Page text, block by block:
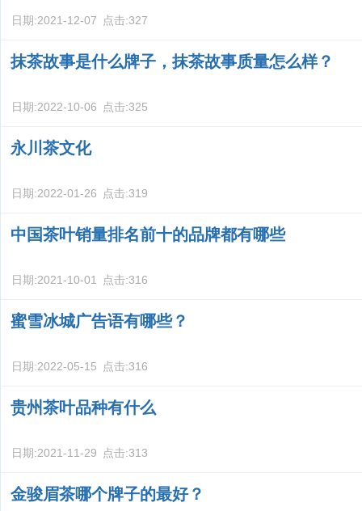
日期:2021-12-07 点击:327
抹茶故事是什么牌子，抹茶故事质量怎么样？
日期:2022-10-06 点击:325
永川茶文化
日期:2022-01-26 点击:319
中国茶叶销量排名前十的品牌都有哪些
日期:2021-10-01 点击:316
蜜雪冰城广告语有哪些？
日期:2022-05-15 点击:316
贵州茶叶品种有什么
日期:2021-11-29 点击:313
金骏眉茶哪个牌子的最好？